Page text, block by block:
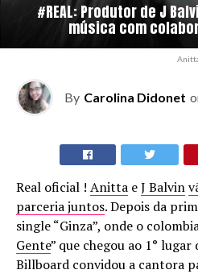
#REAL: Produtor de J
música com
By Carolina Didonet
Real oficial ! Anitta eJ Balvin
parceria juntos. Depois da
single “Ginza”, onde o
Gente” que chegou ao 1°
Billboard convidou a cantora